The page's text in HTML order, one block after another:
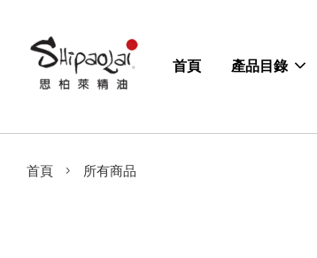
首頁 產品目錄
首頁 › 所有商品